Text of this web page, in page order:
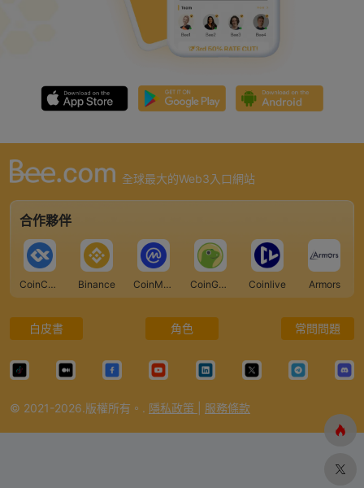
o
全球最大的Web3入口網站
合作夥伴
CoinCarp Binance CoinMarketCap CoinGecko Coinlive Armors
白皮書 角色 常問問題
© 2021-2026.版權所有。. 隱私政策 服務條款